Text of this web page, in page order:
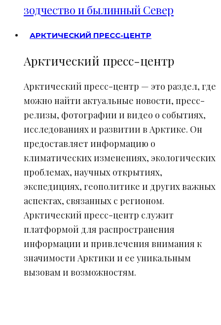
зодчество и былинный Север
АРКТИЧЕСКИЙ ПРЕСС-ЦЕНТР
Арктический пресс-центр
Арктический пресс-центр — это раздел, где
можно найти актуальные новости, пресс-
релизы, фотографии и видео о событиях,
исследованиях и развитии в Арктике. Он
предоставляет информацию о
климатических изменениях, экологических
проблемах, научных открытиях,
экспедициях, геополитике и других важных
аспектах, связанных с регионом.
Арктический пресс-центр служит
платформой для распространения
информации и привлечения внимания к
значимости Арктики и ее уникальным
вызовам и возможностям.